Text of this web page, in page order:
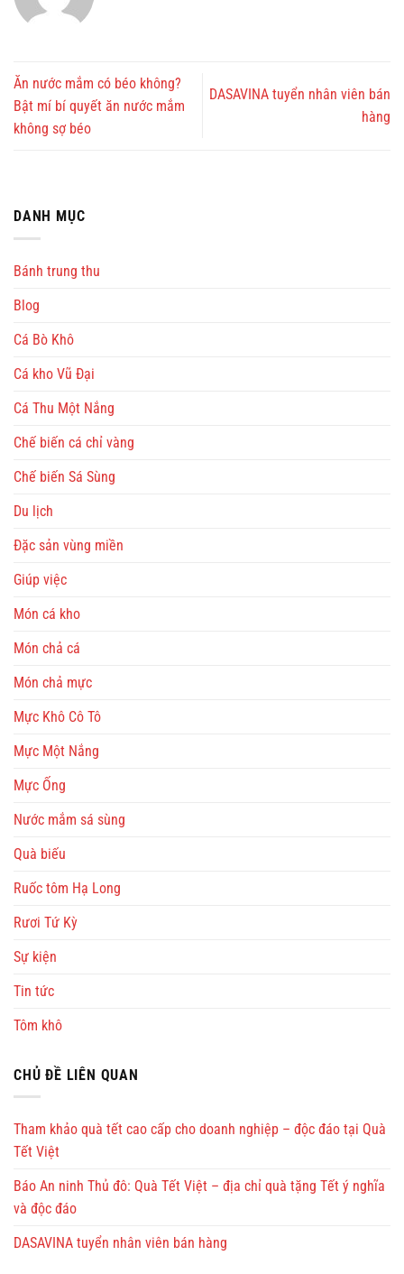
Ăn nước mắm có béo không?
Bật mí bí quyết ăn nước mắm
không sợ béo
DASAVINA tuyển nhân viên bán
hàng
DANH MỤC
Bánh trung thu
Blog
Cá Bò Khô
Cá kho Vũ Đại
Cá Thu Một Nắng
Chế biến cá chỉ vàng
Chế biến Sá Sùng
Du lịch
Đặc sản vùng miền
Giúp việc
Món cá kho
Món chả cá
Món chả mực
Mực Khô Cô Tô
Mực Một Nắng
Mực Ống
Nước mắm sá sùng
Quà biếu
Ruốc tôm Hạ Long
Rươi Tứ Kỳ
Sự kiện
Tin tức
Tôm khô
CHỦ ĐỀ LIÊN QUAN
Tham khảo quà tết cao cấp cho doanh nghiệp – độc đáo tại Quà
Tết Việt
Báo An ninh Thủ đô: Quà Tết Việt – địa chỉ quà tặng Tết ý nghĩa
và độc đáo
DASAVINA tuyển nhân viên bán hàng